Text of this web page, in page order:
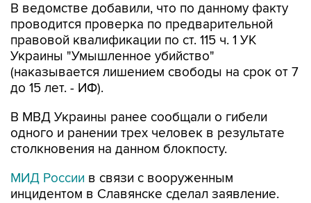
В ведомстве добавили, что по данному факту
проводится проверка по предварительной
правовой квалификации по ст. 115 ч. 1 УК
Украины "Умышленное убийство"
(наказывается лишением свободы на срок от 7
до 15 лет. - ИФ).
В МВД Украины ранее сообщали о гибели
одного и ранении трех человек в результате
столкновения на данном блокпосту.
МИД России в связи с вооруженным
инцидентом в Славянске сделал заявление.